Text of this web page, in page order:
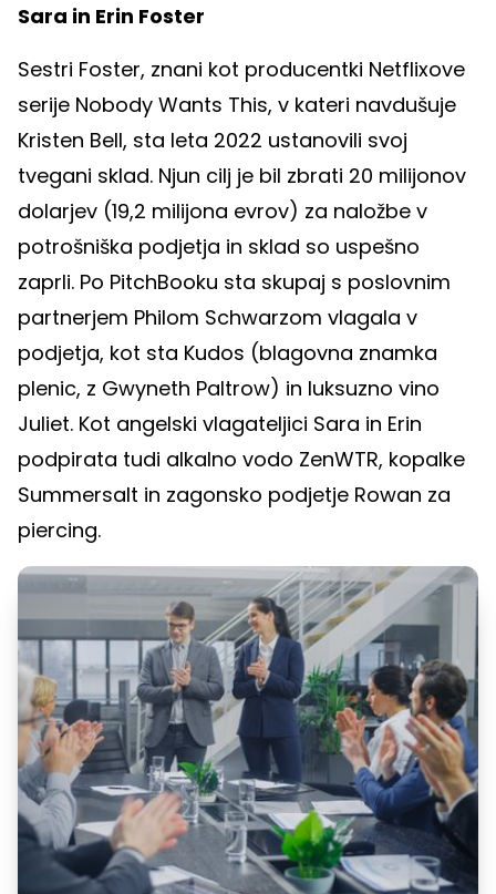
Sara in Erin Foster
Sestri Foster, znani kot producentki Netflixove
serije Nobody Wants This, v kateri navdušuje
Kristen Bell, sta leta 2022 ustanovili svoj
tvegani sklad. Njun cilj je bil zbrati 20 milijonov
dolarjev (19,2 milijona evrov) za naložbe v
potrošniška podjetja in sklad so uspešno
zaprli. Po PitchBooku sta skupaj s poslovnim
partnerjem Philom Schwarzom vlagala v
podjetja, kot sta Kudos (blagovna znamka
plenic, z Gwyneth Paltrow) in luksuzno vino
Juliet. Kot angelski vlagateljici Sara in Erin
podpirata tudi alkalno vodo ZenWTR, kopalke
Summersalt in zagonsko podjetje Rowan za
piercing.